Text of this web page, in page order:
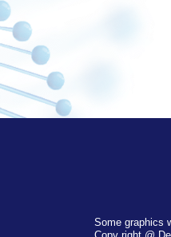
Some graphics